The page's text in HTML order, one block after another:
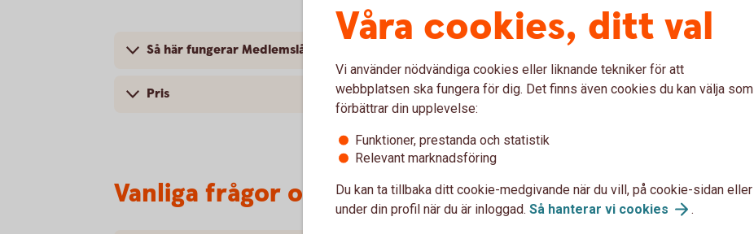
Så här fungerar Medlemslåneförsäkringar
Pris
Vanliga frågor och svar
Våra cookies, ditt val
Vi använder nödvändiga cookies eller liknande tekniker för att
webbplatsen ska fungera för dig. Det finns även cookies du kan välja som
förbättrar din upplevelse:
Funktioner, prestanda och statistik
Relevant marknadsföring
Du kan ta tillbaka ditt cookie-medgivande när du vill, på cookie-sidan eller
under din profil när du är inloggad. Så hanterar vi cookies .